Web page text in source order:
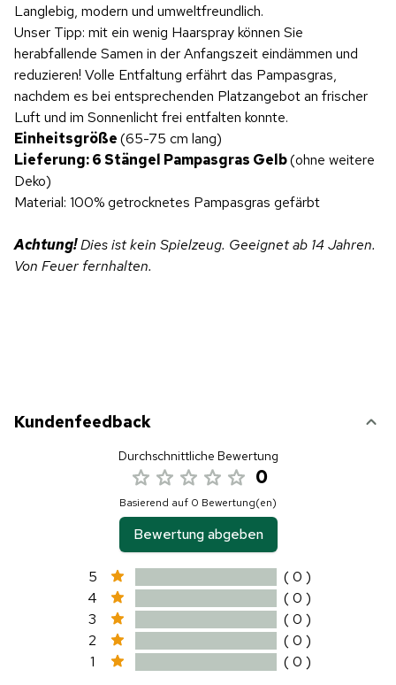
Langlebig, modern und umweltfreundlich.
Unser Tipp: mit ein wenig Haarspray können Sie
herabfallende Samen in der Anfangszeit eindämmen und
reduzieren! Volle Entfaltung erfährt das Pampasgras,
nachdem es bei entsprechenden Platzangebot an frischer
Luft und im Sonnenlicht frei entfalten konnte.
Einheitsgröße(65-75 cm lang)
Lieferung: 6 Stängel Pampasgras Gelb(ohne weitere
Deko)
Material: 100% getrocknetes Pampasgras gefärbt
Achtung!Dies ist kein Spielzeug. Geeignet ab 14 Jahren.
Von Feuer fernhalten.
Kundenfeedback
Durchschnittliche Bewertung
0
Basierend auf 0 Bewertung(en)
Bewertung abgeben
5
( 0 )
4
( 0 )
3
( 0 )
2
( 0 )
1
( 0 )